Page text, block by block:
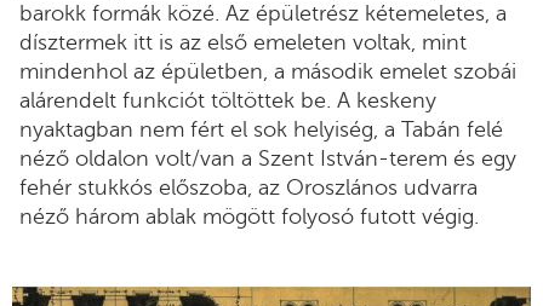
barokk formák közé. Az épületrész kétemeletes, a
dísztermek itt is az első emeleten voltak, mint
mindenhol az épületben, a második emelet szobái
alárendelt funkciót töltöttek be. A keskeny
nyaktagban nem fért el sok helyiség, a Tabán felé
néző oldalon volt/van a Szent István-terem és egy
fehér stukkós előszoba, az Oroszlános udvarra
néző három ablak mögött folyosó futott végig.